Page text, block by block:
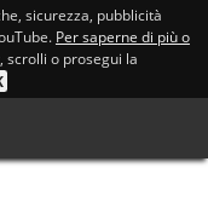
sicurezza, pubblicità
Per saperne di più o
scrolli o prosegui la